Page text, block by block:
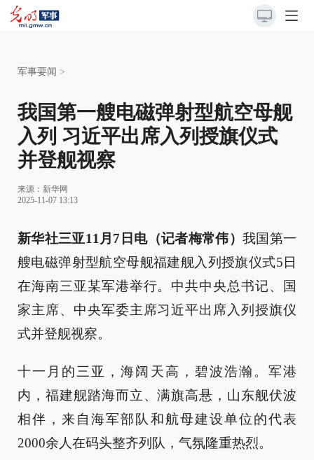
军事要闻 >
我国第一艘电磁弹射型航空母舰
入列 习近平出席入列授旗仪式
并登舰视察
来源： 新华网
2025-11-07 13:13
新华社三亚11月7日电（记者梅常伟） 我国第一
艘电磁弹射型航空母舰福建舰入列授旗仪式5日
在海南三亚某军港举行。中共中央总书记、国
家主席、中央军委主席习近平出席入列授旗仪
式并登舰视察。
十一月的三亚，海阔天高，碧波浩瀚。军港
内，福建舰踏海而立、满旗高悬，山东舰伏波
相伴，来自海军部队和航母建设单位的代表
2000余人在码头整齐列队，气氛隆重热烈。